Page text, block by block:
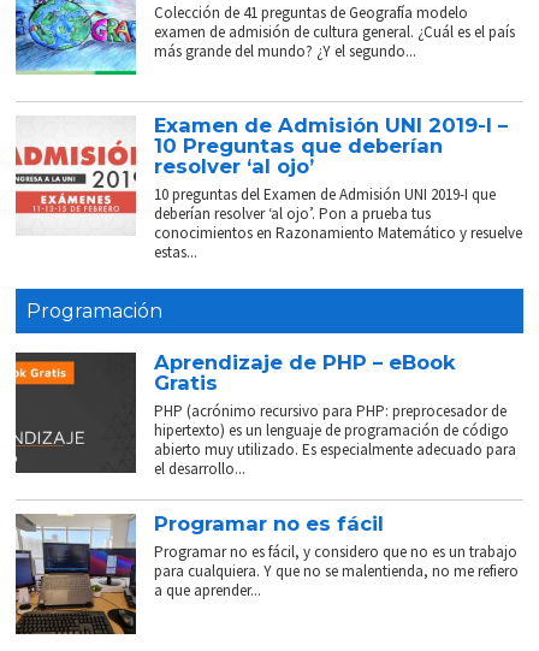
Colección de 41 preguntas de Geografía modelo
examen de admisión de cultura general. ¿Cuál es el país
más grande del mundo? ¿Y el segundo...
Examen de Admisión UNI 2019-I –
10 Preguntas que deberían
resolver ‘al ojo’
10 preguntas del Examen de Admisión UNI 2019-I que
deberían resolver ‘al ojo’. Pon a prueba tus
conocimientos en Razonamiento Matemático y resuelve
estas...
Programación
Aprendizaje de PHP – eBook
Gratis
PHP (acrónimo recursivo para PHP: preprocesador de
hipertexto) es un lenguaje de programación de código
abierto muy utilizado. Es especialmente adecuado para
el desarrollo...
Programar no es fácil
Programar no es fácil, y considero que no es un trabajo
para cualquiera. Y que no se malentienda, no me refiero
a que aprender...